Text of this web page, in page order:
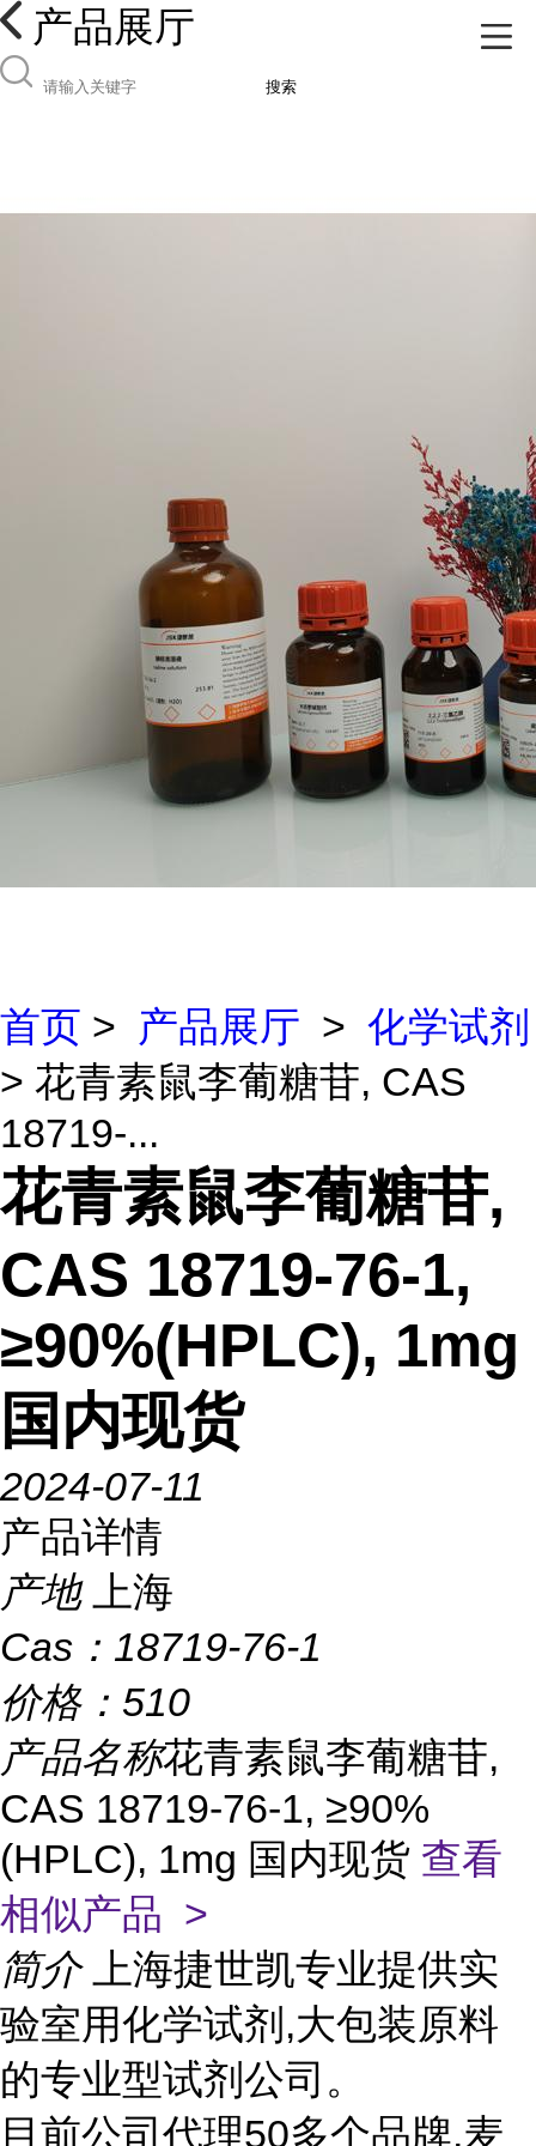
产品展厅
搜索
首页 > 产品展厅 > 化学试剂
> 花青素鼠李葡糖苷, CAS
18719-...
花青素鼠李葡糖苷,
CAS 18719-76-1,
≥90%(HPLC), 1mg
国内现货
2024-07-11
产品详情
产地
上海
Cas： 18719-76-1
价格： 510
产品名称花青素鼠李葡糖苷,
CAS 18719-76-1, ≥90%
(HPLC), 1mg 国内现货 查看
相似产品 >
简介
上海捷世凯专业提供实
验室用化学试剂,大包装原料
的专业型试剂公司。
目前公司代理50多个品牌,麦